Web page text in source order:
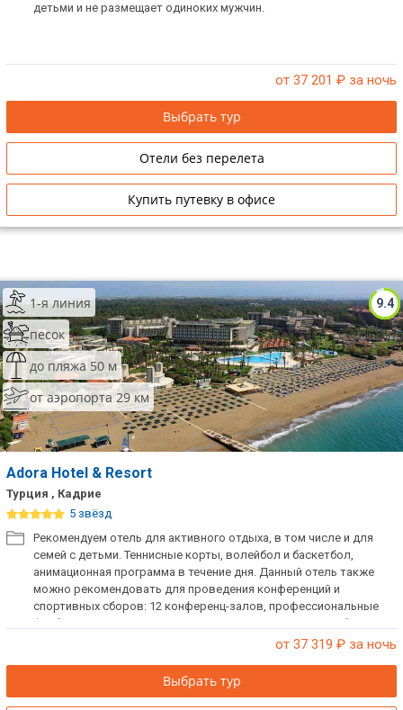
детьми и не размещает одиноких мужчин.
от 37 201 ₽ за ночь
Выбрать тур
Отели без перелета
Купить путевку в офисе
9.4
1-я линия
песок
до пляжа 50 м
от аэропорта 29 км
Adora Hotel & Resort
Турция , Кадрие
5 звёзд
Рекомендуем отель для активного отдыха, в том числе и для
семей с детьми. Теннисные корты, волейбол и баскетбол,
анимационная программа в течение дня. Данный отель также
можно рекомендовать для проведения конференций и
спортивных сборов: 12 конференц-залов, профессиональные
футбольные поля. Отель не заселяет одиноких мужчин без
от 37 319 ₽ за ночь
Выбрать тур